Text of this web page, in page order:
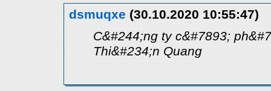
dsmuqxe (30.10.2020 10:55:47)
C&#244;ng ty c&#7893;
Thi&#234;n Quang